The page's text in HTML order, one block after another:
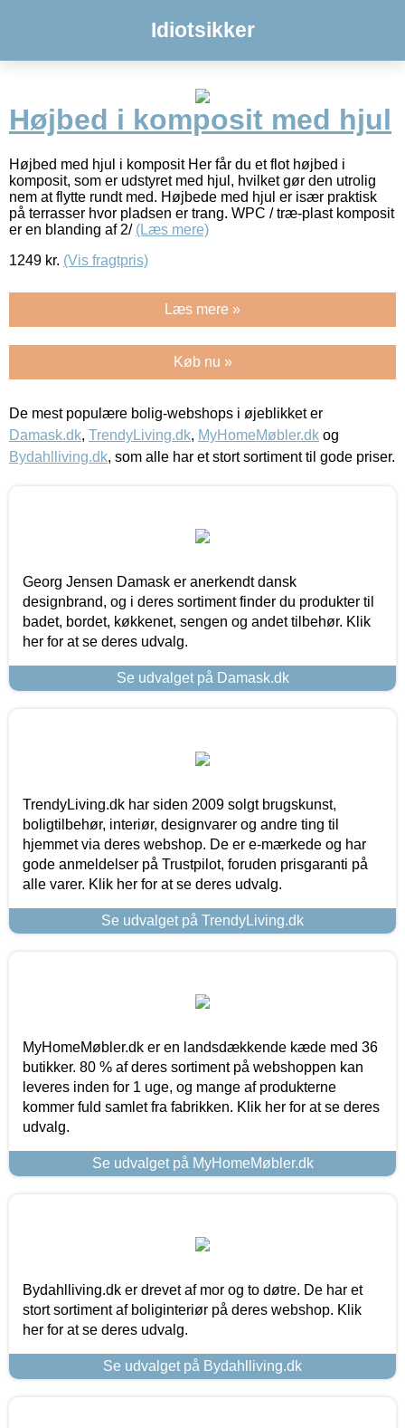
Idiotsikker
Højbed i komposit med hjul
Højbed med hjul i komposit Her får du et flot højbed i
komposit, som er udstyret med hjul, hvilket gør den utrolig
nem at flytte rundt med. Højbede med hjul er især praktisk
på terrasser hvor pladsen er trang. WPC / træ-plast komposit
er en blanding af 2/ (Læs mere)
1249 kr. (Vis fragtpris)
Læs mere »
Køb nu »
De mest populære bolig-webshops i øjeblikket er
Damask.dk, TrendyLiving.dk, MyHomeMøbler.dk og
Bydahlliving.dk, som alle har et stort sortiment til gode priser.
Georg Jensen Damask er anerkendt dansk
designbrand, og i deres sortiment finder du produkter til
badet, bordet, køkkenet, sengen og andet tilbehør. Klik
her for at se deres udvalg.
Se udvalget på Damask.dk
TrendyLiving.dk har siden 2009 solgt brugskunst,
boligtilbehør, interiør, designvarer og andre ting til
hjemmet via deres webshop. De er e-mærkede og har
gode anmeldelser på Trustpilot, foruden prisgaranti på
alle varer. Klik her for at se deres udvalg.
Se udvalget på TrendyLiving.dk
MyHomeMøbler.dk er en landsdækkende kæde med 36
butikker. 80 % af deres sortiment på webshoppen kan
leveres inden for 1 uge, og mange af produkterne
kommer fuld samlet fra fabrikken. Klik her for at se deres
udvalg.
Se udvalget på MyHomeMøbler.dk
Bydahlliving.dk er drevet af mor og to døtre. De har et
stort sortiment af boliginteriør på deres webshop. Klik
her for at se deres udvalg.
Se udvalget på Bydahlliving.dk